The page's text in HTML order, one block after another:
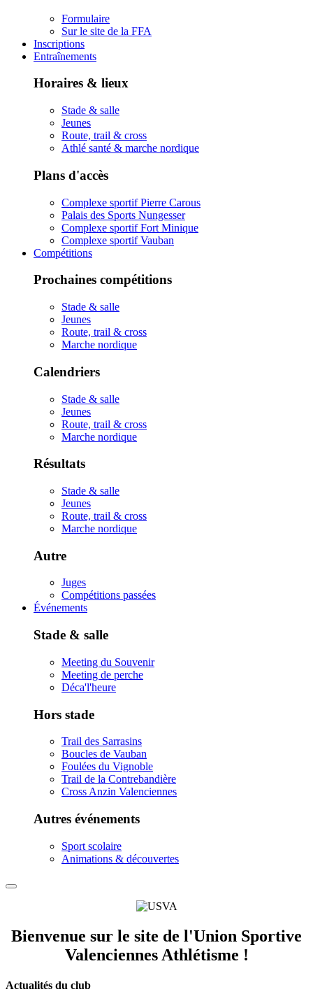
Formulaire
Sur le site de la FFA
Inscriptions
Entraînements
Horaires & lieux
Stade & salle
Jeunes
Route, trail & cross
Athlé santé & marche nordique
Plans d'accès
Complexe sportif Pierre Carous
Palais des Sports Nungesser
Complexe sportif Fort Minique
Complexe sportif Vauban
Compétitions
Prochaines compétitions
Stade & salle
Jeunes
Route, trail & cross
Marche nordique
Calendriers
Stade & salle
Jeunes
Route, trail & cross
Marche nordique
Résultats
Stade & salle
Jeunes
Route, trail & cross
Marche nordique
Autre
Juges
Compétitions passées
Événements
Stade & salle
Meeting du Souvenir
Meeting de perche
Déca'l'heure
Hors stade
Trail des Sarrasins
Boucles de Vauban
Foulées du Vignoble
Trail de la Contrebandière
Cross Anzin Valenciennes
Autres événements
Sport scolaire
Animations & découvertes
Bienvenue sur le site de l'Union Sportive
Valenciennes Athlétisme !
Actualités du club